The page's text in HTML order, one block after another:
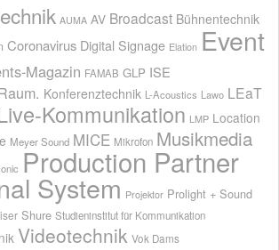
AUMA AV Broadcast Bühnentechnik
Coronavirus Digital Signage Elation Event
Magazin FAMAB GLP ISE
Konferenztechnik L-Acoustics Lawo LEaT
Kommunikation LMP Location
Meyer Sound MICE Mikrofon Musikmedia
Production Partner
System Projektor Prolight + Sound
Shure Studieninstitut für Kommunikation
Videotechnik Vok Dams